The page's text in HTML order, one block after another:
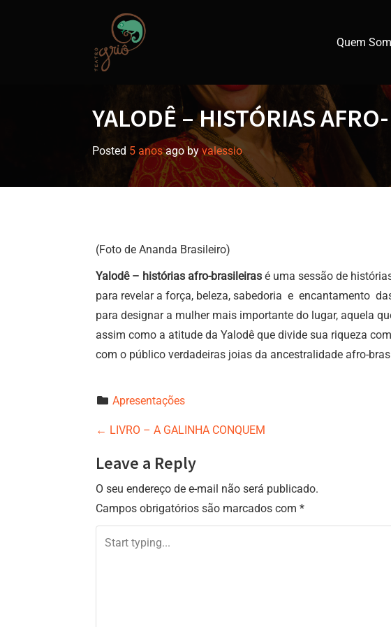
Quem
YALODÊ – HISTÓRIAS
Posted 5 anosago by valessio
(Foto de Ananda Brasileiro)
Yalodê – histórias afro-brasileiras é uma sessão de
para revelar a força, beleza, sabedoria e encantamento
para designar a mulher mais importante do lugar, aquela
assim como a atitude da Yalodê que divide sua riqueza
com o público verdadeiras joias da ancestralidade afro-
Apresentações
P
o
s
t
n
a
← LIVRO – A GALINHA CONQUEM
Leave a Reply
O seu endereço de e-mail não será publicado.
Campos obrigatórios são marcados com *